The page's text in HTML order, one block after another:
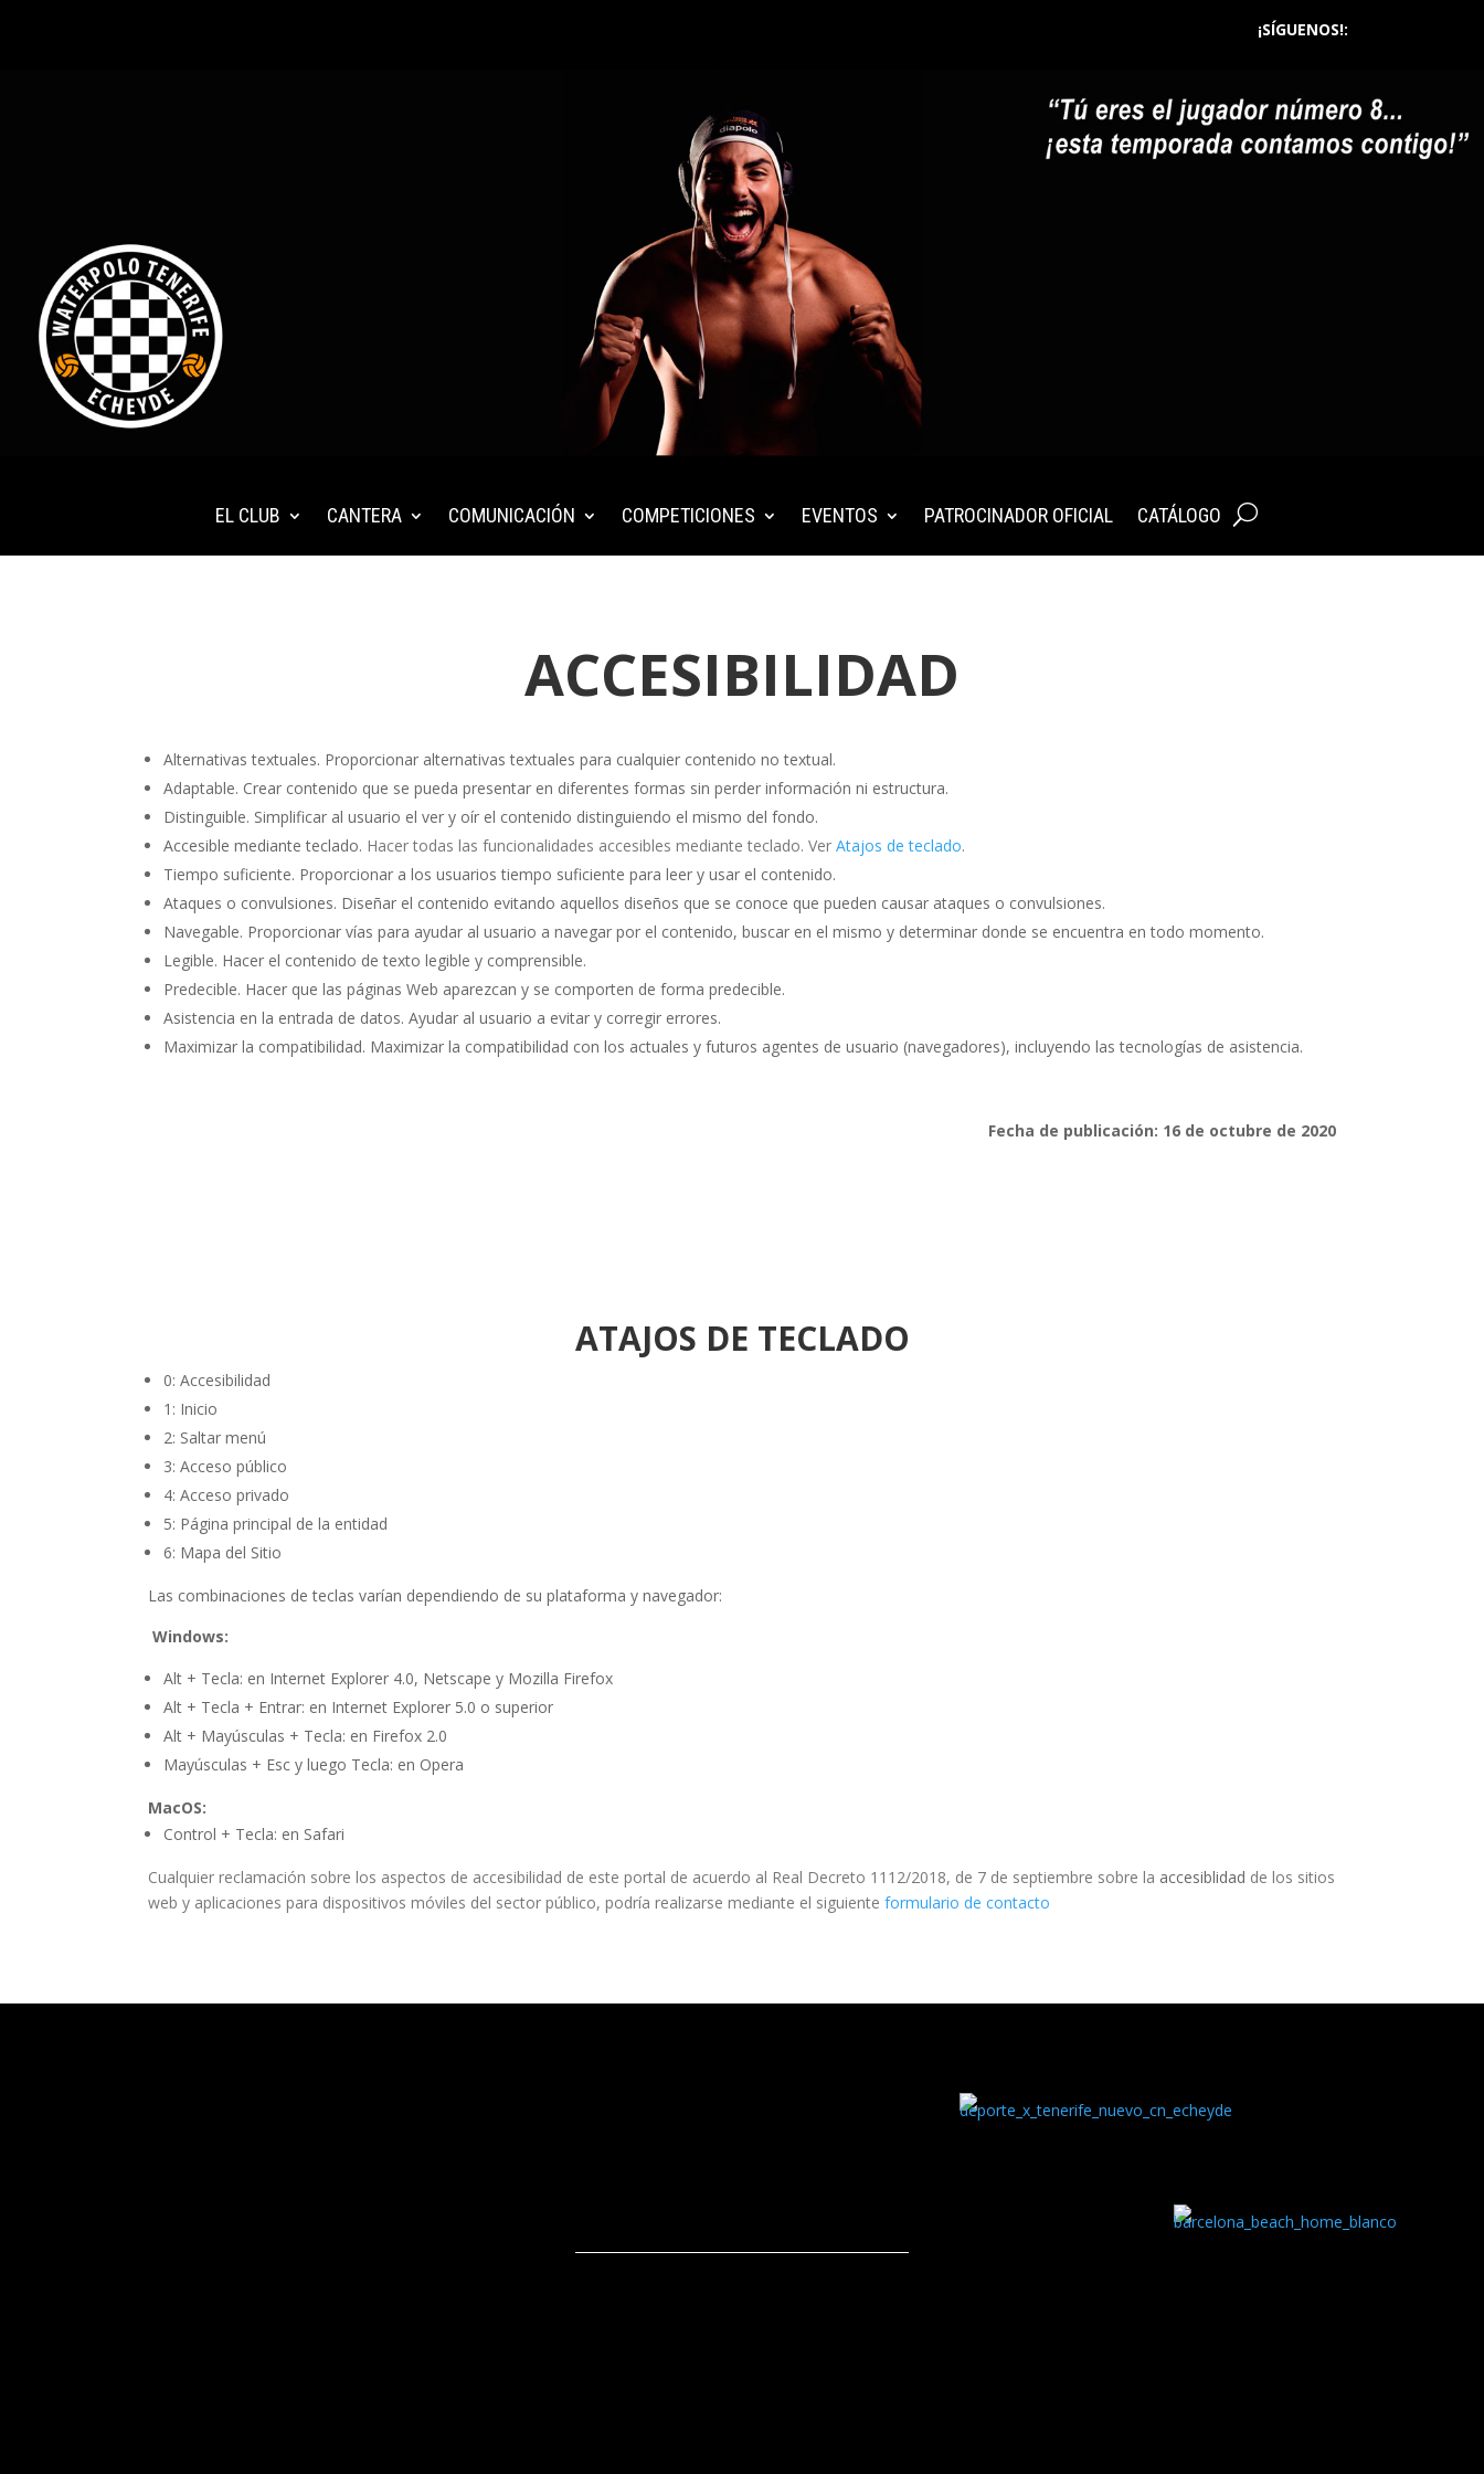
¡SÍGUENOS!:
EL CLUB CANTERA COMUNICACIÓN COMPETICIONES EVENTOS PATROCINADOR OFICIAL CATÁLOGO
ACCESIBILIDAD
Alternativas textuales. Proporcionar alternativas textuales para cualquier contenido no textual.
Adaptable. Crear contenido que se pueda presentar en diferentes formas sin perder información ni estructura.
Distinguible. Simplificar al usuario el ver y oír el contenido distinguiendo el mismo del fondo.
Accesible mediante teclado. Hacer todas las funcionalidades accesibles mediante teclado. VerAtajos de teclado.
Tiempo suficiente. Proporcionar a los usuarios tiempo suficiente para leer y usar el contenido.
Ataques o convulsiones. Diseñar el contenido evitando aquellos diseños que se conoce que pueden causar ataques o convulsiones.
Navegable. Proporcionar vías para ayudar al usuario a navegar por el contenido, buscar en el mismo y determinar donde se encuentra en todo momento.
Legible. Hacer el contenido de texto legible y comprensible.
Predecible. Hacer que las páginas Web aparezcan y se comporten de forma predecible.
Asistencia en la entrada de datos.Ayudar al usuario a evitar y corregir errores.
Maximizar la compatibilidad. Maximizar la compatibilidad con los actuales y futuros agentes de usuario (navegadores), incluyendo las tecnologías de asistencia.
Fecha de publicación: 16 de octubre de 2020
ATAJOS DE TECLADO
0: Accesibilidad
1: Inicio
2: Saltar menú
3: Acceso público
4: Acceso privado
5: Página principal de la entidad
6: Mapa del Sitio
Las combinaciones de teclas varían dependiendo de su plataforma y navegador:
Windows:
Alt + Tecla: en Internet Explorer 4.0, Netscape y Mozilla Firefox
Alt + Tecla + Entrar: en Internet Explorer 5.0 o superior
Alt + Mayúsculas + Tecla: en Firefox 2.0
Mayúsculas + Esc y luego Tecla: en Opera
MacOS:
Control + Tecla: en Safari
Cualquier reclamación sobre los aspectos de accesibilidad de este portal de acuerdo al Real Decreto 1112/2018, de 7 de septiembre sobre la accesiblidad de los sitios
web y aplicaciones para dispositivos móviles del sector público, podría realizarse mediante el siguienteformulario de contacto